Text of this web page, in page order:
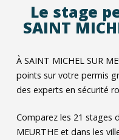
Le stage
SAINT
À SAINT MICHEL SUR
points sur votre permis
des experts en sécurité
Comparez les 21 stages
MEURTHE et dans les